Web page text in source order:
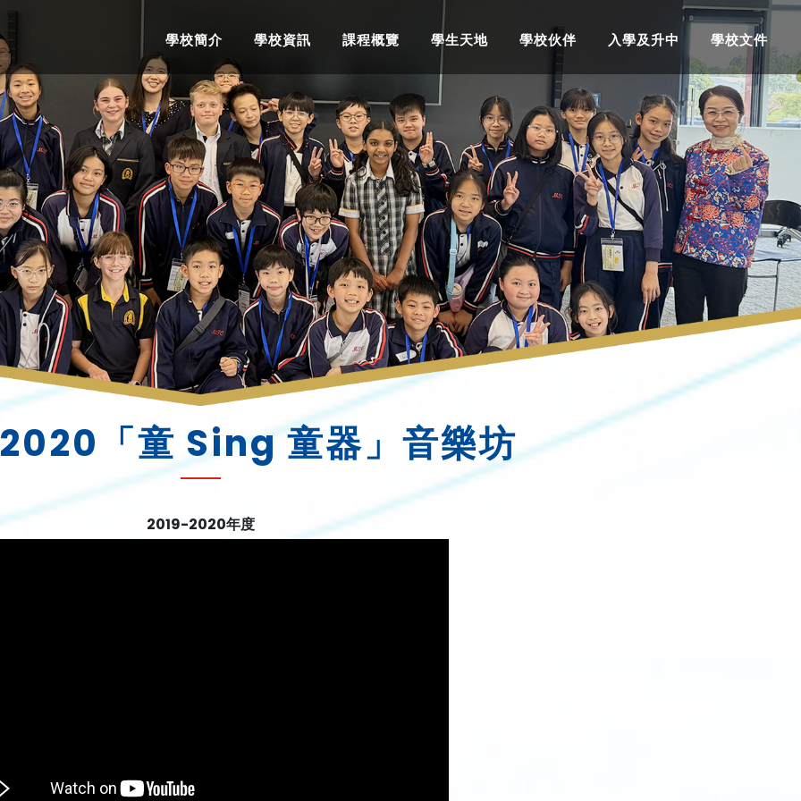
學校簡介 學校資訊 課程概覽 學生天地 學校伙伴 入學及升中 學校文件
「童 Sing 童器」音樂坊
2019-2020年度